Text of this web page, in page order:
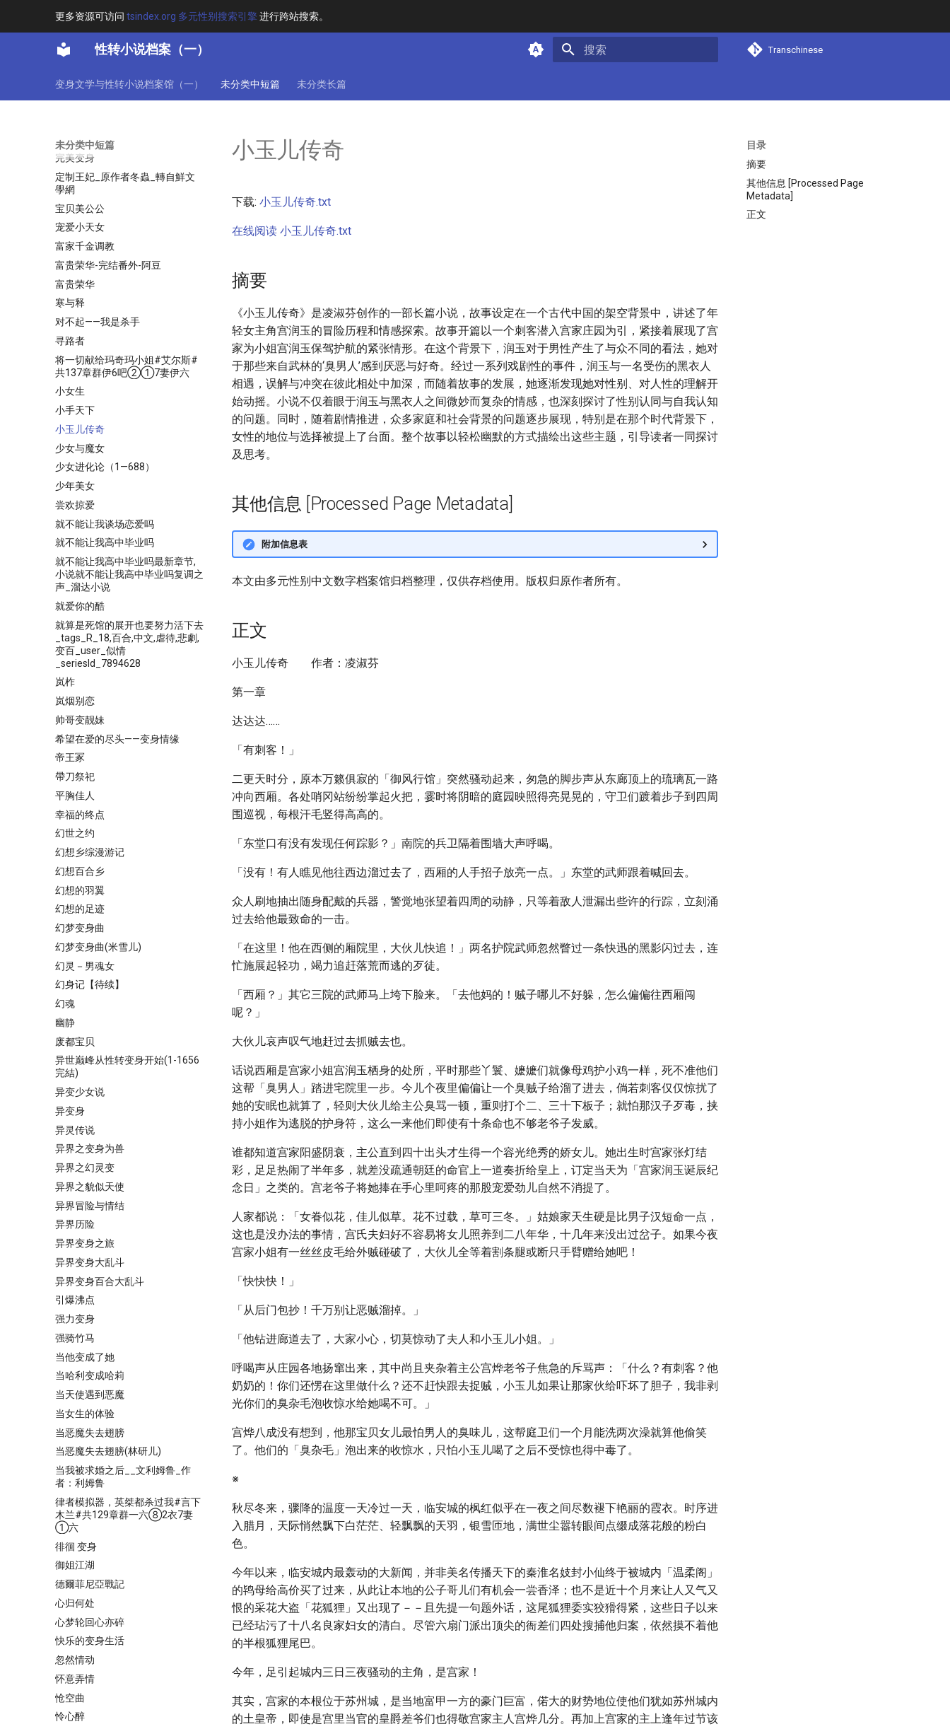
更多资源可访问 tsindex.org 多元性别搜索引擎进行跨站搜索。
性转小说档案（一） Transchinese
变身文学与性转小说档案馆（一） 未分类中短篇 未分类长篇
未分类中短篇
宁死不做女人
宅男变公主
宅男变身以后
守卫者的冬天（完结）
完美变身
定制王妃_原作者冬蟲_轉自鮮文
學網
宝贝美公公
宠爱小天女
富家千金调教
富贵荣华-完结番外-阿豆
富贵荣华
寒与释
对不起——我是杀手
寻路者
将一切献给玛奇玛小姐#艾尔斯#
共137章群伊6吧②①7妻伊六
小女生
小手天下
小玉儿传奇
少女与魔女
少女进化论（1—688）
少年美女
尝欢掠爱
就不能让我谈场恋爱吗
就不能让我高中毕业吗
就不能让我高中毕业吗最新章节,
小说就不能让我高中毕业吗复调之
声_溜达小说
就爱你的酷
就算是死馆的展开也要努力活下去
_tags_R_18,百合,中文,虐待,悲劇,
变百_user_似情
_seriesId_7894628
岚柞
岚烟别恋
帅哥变靓妹
希望在爱的尽头——变身情缘
帝王冢
帶刀祭祀
平胸佳人
幸福的终点
幻世之约
幻想乡综漫游记
幻想百合乡
幻想的羽翼
幻想的足迹
幻梦变身曲
幻梦变身曲(米雪儿)
幻灵－男魂女
幻身记【待续】
幻魂
幽静
废都宝贝
异世巅峰从性转变身开始(1-1656
完結)
异变少女说
异变身
异灵传说
异界之变身为兽
异界之幻灵变
异界之貌似天使
异界冒险与情结
异界历险
异界变身之旅
异界变身大乱斗
异界变身百合大乱斗
引爆沸点
强力变身
强骑竹马
当他变成了她
当哈利变成哈莉
当天使遇到恶魔
当女生的体验
当恶魔失去翅膀
当恶魔失去翅膀(林研儿)
当我被求婚之后__文利姆鲁_作
者：利姆鲁
律者模拟器，英桀都杀过我#言下
木兰#共129章群一六⑧2衣7妻
①六
徘徊 变身
御姐江湖
德爾菲尼亞戰記
心归何处
心梦轮回心亦碎
快乐的变身生活
忽然情动
怀意弄情
怆空曲
怜心醉
目录
摘要
其他信息 [Processed Page
Metadata]
正文
小玉儿传奇
下载: 小玉儿传奇.txt
在线阅读 小玉儿传奇.txt
摘要
《小玉儿传奇》是凌淑芬创作的一部长篇小说，故事设定在一个古代中国的架空背景中，讲述了年
轻女主角宫润玉的冒险历程和情感探索。故事开篇以一个刺客潜入宫家庄园为引，紧接着展现了宫
家为小姐宫润玉保驾护航的紧张情形。在这个背景下，润玉对于男性产生了与众不同的看法，她对
于那些来自武林的‘臭男人’感到厌恶与好奇。经过一系列戏剧性的事件，润玉与一名受伤的黑衣人
相遇，误解与冲突在彼此相处中加深，而随着故事的发展，她逐渐发现她对性别、对人性的理解开
始动摇。小说不仅着眼于润玉与黑衣人之间微妙而复杂的情感，也深刻探讨了性别认同与自我认知
的问题。同时，随着剧情推进，众多家庭和社会背景的问题逐步展现，特别是在那个时代背景下，
女性的地位与选择被提上了台面。整个故事以轻松幽默的方式描绘出这些主题，引导读者一同探讨
及思考。
其他信息 [Processed Page Metadata]
附加信息表
本文由多元性别中文数字档案馆归档整理，仅供存档使用。版权归原作者所有。
正文
小玉儿传奇 作者：凌淑芬
第一章
达达达……
「有刺客！」
二更天时分，原本万籁俱寂的「御风行馆」突然骚动起来，匆急的脚步声从东廊顶上的琉璃瓦一路
冲向西厢。各处哨冈站纷纷掌起火把，霎时将阴暗的庭园映照得亮晃晃的，守卫们踱着步子到四周
围巡视，每根汗毛竖得高高的。
「东堂口有没有发现任何踪影？」南院的兵卫隔着围墙大声呼喝。
「没有！有人瞧见他往西边溜过去了，西厢的人手招子放亮一点。」东堂的武师跟着喊回去。
众人刷地抽出随身配戴的兵器，警觉地张望着四周的动静，只等着敌人泄漏出些许的行踪，立刻涌
过去给他最致命的一击。
「在这里！他在西侧的厢院里，大伙儿快追！」两名护院武师忽然瞥过一条快迅的黑影闪过去，连
忙施展起轻功，竭力追赶落荒而逃的歹徒。
「西厢？」其它三院的武师马上垮下脸来。「去他妈的！贼子哪儿不好躲，怎么偏偏往西厢闯
呢？」
大伙儿哀声叹气地赶过去抓贼去也。
话说西厢是宫家小姐宫润玉栖身的处所，平时那些丫鬟、嬷嬷们就像母鸡护小鸡一样，死不准他们
这帮「臭男人」踏进宅院里一步。今儿个夜里偏偏让一个臭贼子给溜了进去，倘若刺客仅仅惊扰了
她的安眠也就算了，轻则大伙儿给主公臭骂一顿，重则打个二、三十下板子；就怕那汉子歹毒，挟
持小姐作为逃脱的护身符，这么一来他们即使有十条命也不够老爷子发威。
谁都知道宫家阳盛阴衰，主公直到四十出头才生得一个容光绝秀的娇女儿。她出生时宫家张灯结
彩，足足热闹了半年多，就差没疏通朝廷的命官上一道奏折给皇上，订定当天为「宫家润玉诞辰纪
念日」之类的。宫老爷子将她捧在手心里呵疼的那股宠爱劲儿自然不消提了。
人家都说：「女眷似花，佳儿似草。花不过载，草可三冬。」姑娘家天生硬是比男子汉短命一点，
这也是没办法的事情，宫氏夫妇好不容易将女儿照养到二八年华，十几年来没出过岔子。如果今夜
宫家小姐有一丝丝皮毛给外贼碰破了，大伙儿全等着割条腿或断只手臂赠给她吧！
「快快快！」
「从后门包抄！千万别让恶贼溜掉。」
「他钻进廊道去了，大家小心，切莫惊动了夫人和小玉儿小姐。」
呼喝声从庄园各地扬窜出来，其中尚且夹杂着主公宫烨老爷子焦急的斥骂声：「什么？有刺客？他
奶奶的！你们还愣在这里做什么？还不赶快跟去捉贼，小玉儿如果让那家伙给吓坏了胆子，我非剥
光你们的臭杂毛泡收惊水给她喝不可。」
宫烨八成没有想到，他那宝贝女儿最怕男人的臭味儿，这帮庭卫们一个月能洗两次澡就算他偷笑
了。他们的「臭杂毛」泡出来的收惊水，只怕小玉儿喝了之后不受惊也得中毒了。
※
秋尽冬来，骤降的温度一天冷过一天，临安城的枫红似乎在一夜之间尽数褪下艳丽的霞衣。时序进
入腊月，天际悄然飘下白茫茫、轻飘飘的天羽，银雪匝地，满世尘嚣转眼间点缀成落花般的粉白
色。
今年以来，临安城内最轰动的大新闻，并非美名传播天下的秦淮名妓封小仙终于被城内「温柔阁」
的鸨母给高价买了过来，从此让本地的公子哥儿们有机会一尝香泽；也不是近十个月来让人又气又
恨的采花大盗「花狐狸」又出现了－－且先提一句题外话，这尾狐狸委实狡猾得紧，这些日子以来
已经玷污了十八名良家妇女的清白。尽管六扇门派出顶尖的衙差们四处搜捕他归案，依然摸不着他
的半根狐狸尾巴。
今年，足引起城内三日三夜骚动的主角，是宫家！
其实，宫家的本根位于苏州城，是当地富甲一方的豪门巨富，偌大的财势地位使他们犹如苏州城内
的土皇帝，即使是宫里当官的皇爵差爷们也得敬宫家主人宫烨几分。再加上宫家的主上逢年过节该